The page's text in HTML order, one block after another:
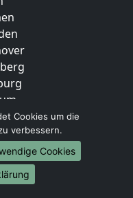
Cookies um die
verbessern.
Cookies